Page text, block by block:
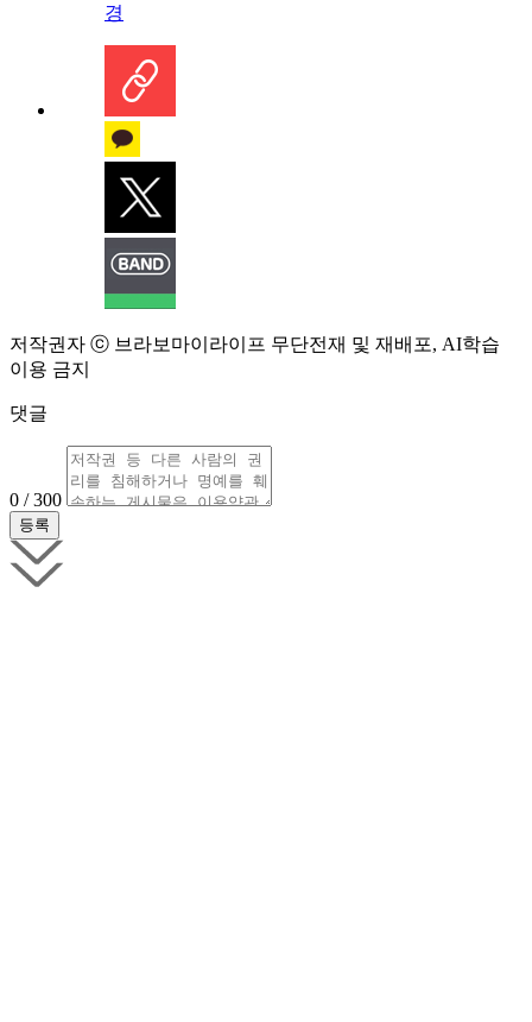
경
저작권자 ⓒ 브라보마이라이프 무단전재 및 재배포, AI학습
이용 금지
댓글
0 / 300